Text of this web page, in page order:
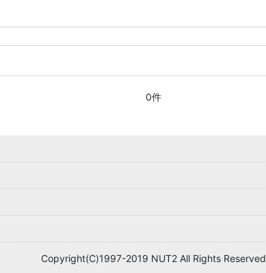
0件
Copyright(C)1997-2019 NUT2 All Rights Reserved